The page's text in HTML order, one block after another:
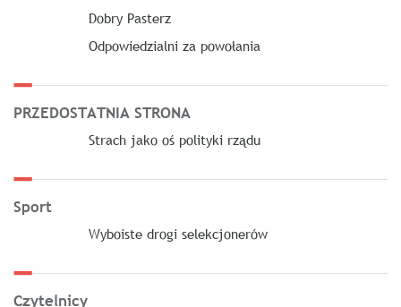
Dobry Pasterz
Odpowiedzialni za powołania
PRZEDOSTATNIA STRONA
Strach jako oś polityki rządu
Sport
Wyboiste drogi selekcjonerów
Czytelnicy